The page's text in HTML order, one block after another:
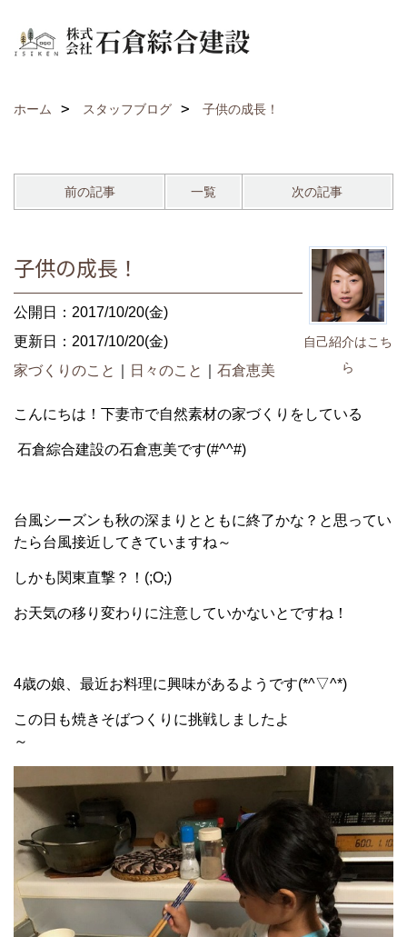
ホーム スタッフブログ 子供の成長！
前の記事 一覧 次の記事
自己紹介はこち
ら
子供の成長！
公開日：2017/10/20(金)
更新日：2017/10/20(金)
家づくりのこと
日々のこと 石倉恵美
こんにちは！下妻市で自然素材の家づくりをしている
石倉綜合建設の石倉恵美です(#^^#)
台風シーズンも秋の深まりとともに終了かな？と思ってい
たら台風接近してきていますね～
しかも関東直撃？！(;O;)
お天気の移り変わりに注意していかないとですね！
4歳の娘、最近お料理に興味があるようです(*^▽^*)
この日も焼きそばつくりに挑戦しましたよ